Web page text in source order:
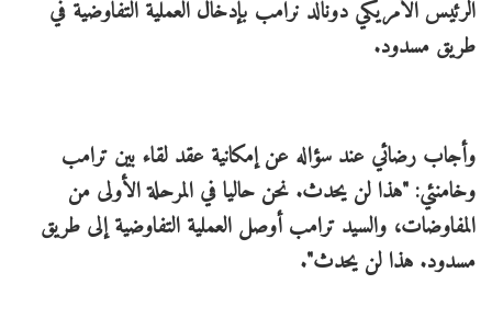
الرئيس الأمريكي دونالد نرامب بإدخال العملية التفاوضية في
طريق مسدود.
وأجاب رضائي عند سؤاله عن إمكانية عقد لقاء بين ترامب
وخامنئي: "هذا لن يحدث. نحن حاليا في المرحلة الأولى من
المفاوضات، والسيد ترامب أوصل العملية التفاوضية إلى طريق
مسدود. هذا لن يحدث".